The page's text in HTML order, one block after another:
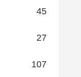
45
27
107